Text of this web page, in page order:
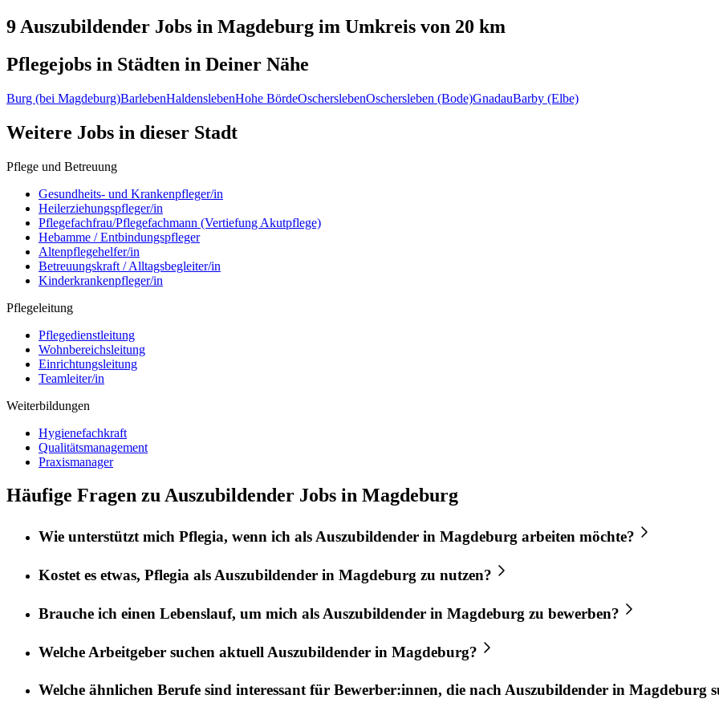
9 Auszubildender Jobs in Magdeburg im Umkreis von 20 km
Pflegejobs in Städten in Deiner Nähe
Burg (bei Magdeburg)BarlebenHaldenslebenHohe BördeOscherslebenOschersleben (Bode)GnadauBarby (Elbe)
Weitere Jobs in dieser Stadt
Pflege und Betreuung
Gesundheits- und Krankenpfleger/in
Heilerziehungspfleger/in
Pflegefachfrau/Pflegefachmann (Vertiefung Akutpflege)
Hebamme / Entbindungspfleger
Altenpflegehelfer/in
Betreuungskraft / Alltagsbegleiter/in
Kinderkrankenpfleger/in
Pflegeleitung
Pflegedienstleitung
Wohnbereichsleitung
Einrichtungsleitung
Teamleiter/in
Weiterbildungen
Hygienefachkraft
Qualitätsmanagement
Praxismanager
Häufige Fragen zu Auszubildender Jobs in Magdeburg
Wie unterstützt mich Pflegia, wenn ich alsAuszubildender in Magdeburg arbeiten möchte?
Kostet es etwas, Pflegia als Auszubildender in Magdeburg zu nutzen?
Brauche ich einen Lebenslauf, um mich als Auszubildender in Magdeburg zu bewerben?
Welche Arbeitgeber suchen aktuell Auszubildender in Magdeburg?
Welche ähnlichen Berufe sind interessant für Bewerber:innen, die nachAuszubildender in Magdeburg